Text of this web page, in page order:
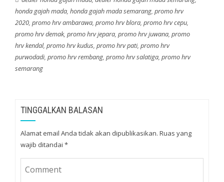
HR-V
e:HEV Modulo CVT **
Rp 473.900.000
e:HEV RS **
Rp 503.000.000
** Tersedia varian 2 Tone, harga ditambah 2 Jt
honda gajah mada, honda gajah mada semarang, promo hrv
2020, promo hrv ambarawa, promo hrv blora, promo hrv cepu,
promo hrv demak, promo hrv jepara, promo hrv juwana, promo
hrv kendal, promo hrv kudus, promo hrv pati, promo hrv
purwodadi, promo hrv rembang, promo hrv salatiga, promo hrv
semarang
TINGGALKAN BALASAN
Alamat email Anda tidak akan dipublikasikan. Ruas yang
wajib ditandai *